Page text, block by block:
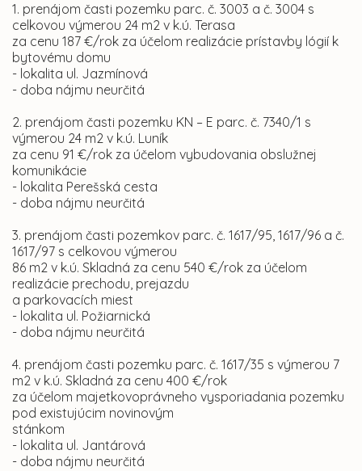
1. prenájom časti pozemku parc. č. 3003 a č. 3004 s
celkovou výmerou 24 m2 v k.ú. Terasa
za cenu 187 €/rok za účelom realizácie prístavby lógií k
bytovému domu
- lokalita ul. Jazmínová
- doba nájmu neurčitá
2. prenájom časti pozemku KN – E parc. č. 7340/1 s
výmerou 24 m2 v k.ú. Luník
za cenu 91 €/rok za účelom vybudovania obslužnej
komunikácie
- lokalita Perešská cesta
- doba nájmu neurčitá
3. prenájom časti pozemkov parc. č. 1617/95, 1617/96 a č.
1617/97 s celkovou výmerou
86 m2 v k.ú. Skladná za cenu 540 €/rok za účelom
realizácie prechodu, prejazdu
a parkovacích miest
- lokalita ul. Požiarnická
- doba nájmu neurčitá
4. prenájom časti pozemku parc. č. 1617/35 s výmerou 7
m2 v k.ú. Skladná za cenu 400 €/rok
za účelom majetkovoprávneho vysporiadania pozemku
pod existujúcim novinovým
stánkom
- lokalita ul. Jantárová
- doba nájmu neurčitá